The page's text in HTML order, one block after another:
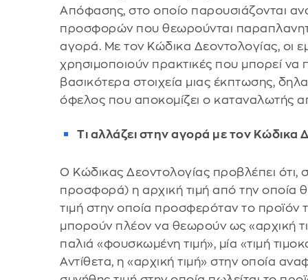
Απόφασης, στο οποίο παρουσιάζονται
προσφορών που θεωρούνται
αγορά. Με τον Κώδικα Δεοντολογίας, οι
χρησιμοποιούν πρακτικές που μπορεί
βασικότερα στοιχεία μιας έκπτωσης,
όφελος που αποκομίζει ο καταναλωτής
Τι αλλάζει στην αγορά με τον Κώδικα
Ο Κώδικας Δεοντολογίας προβλέπει ότι,
προσφορά) η αρχική τιμή από την οποία
τιμή στην οποία προσφερόταν το προϊόν
μπορούν πλέον να θεωρούν ως «αρχική
παλιά «φουσκωμένη τιμή», μία «τιμή
Αντίθετα, η «αρχική τιμή» στην οποία